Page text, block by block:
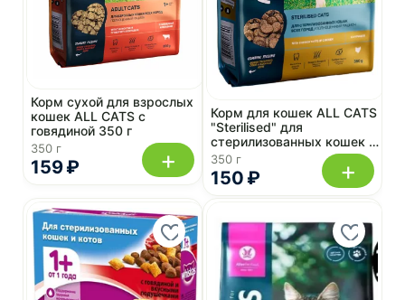
159 ₽
Корм сухой для взрослых
кошек ALL CATS с
говядиной 350 г
350 г +
150 ₽
Корм для кошек ALL CATS
"Sterilised" для
стерилизованных кошек с
курицей 350 г
350 г +